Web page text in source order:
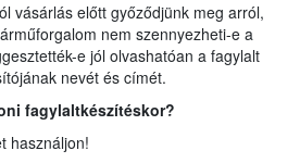
vásárlás előtt győződjünk meg arról,
nem szennyezheti-e a
e jól olvashatóan a fagylalt
nevét és címét.
fagylaltkészítéskor?
használjon!